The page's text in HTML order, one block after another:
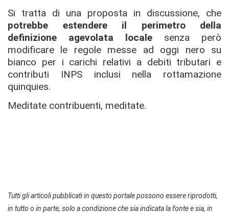
Si tratta di una proposta in discussione, che
potrebbe estendere il perimetro della
definizione agevolata locale senza però
modificare le regole messe ad oggi nero su
bianco per i carichi relativi a debiti tributari e
contributi INPS inclusi nella rottamazione
quinquies.
Meditate contribuenti, meditate.
Tutti gli articoli pubblicati in questo portale possono essere riprodotti,
in tutto o in parte, solo a condizione che sia indicata la fonte e sia, in